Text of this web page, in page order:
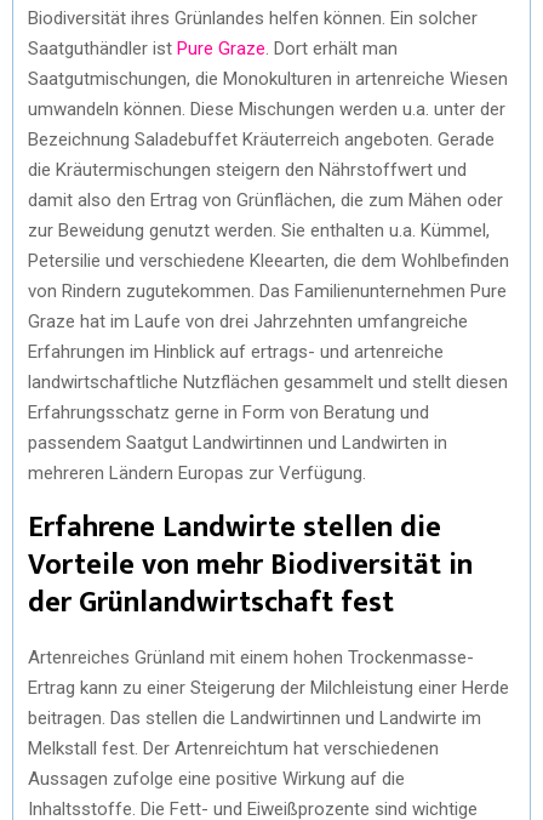
Biodiversität ihres Grünlandes helfen können. Ein solcher
Saatguthändler ist Pure Graze . Dort erhält man
Saatgutmischungen, die Monokulturen in artenreiche Wiesen
umwandeln können. Diese Mischungen werden u.a. unter der
Bezeichnung Saladebuffet Kräuterreich angeboten. Gerade
die Kräutermischungen steigern den Nährstoffwert und
damit also den Ertrag von Grünflächen, die zum Mähen oder
zur Beweidung genutzt werden. Sie enthalten u.a. Kümmel,
Petersilie und verschiedene Kleearten, die dem Wohlbefinden
von Rindern zugutekommen. Das Familienunternehmen Pure
Graze hat im Laufe von drei Jahrzehnten umfangreiche
Erfahrungen im Hinblick auf ertrags- und artenreiche
landwirtschaftliche Nutzflächen gesammelt und stellt diesen
Erfahrungsschatz gerne in Form von Beratung und
passendem Saatgut Landwirtinnen und Landwirten in
mehreren Ländern Europas zur Verfügung.
Erfahrene Landwirte stellen die
Vorteile von mehr Biodiversität in
der Grünlandwirtschaft fest
Artenreiches Grünland mit einem hohen Trockenmasse-
Ertrag kann zu einer Steigerung der Milchleistung einer Herde
beitragen. Das stellen die Landwirtinnen und Landwirte im
Melkstall fest. Der Artenreichtum hat verschiedenen
Aussagen zufolge eine positive Wirkung auf die
Inhaltsstoffe. Die Fett- und Eiweißprozente sind wichtige